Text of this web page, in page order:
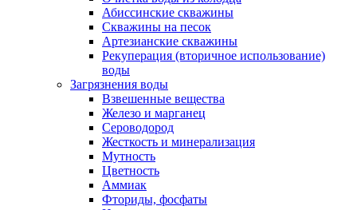
Абиссинские скважины
Скважины на песок
Артезианские скважины
Рекуперация (вторичное использование)
воды
Загрязнения воды
Взвешенные вещества
Железо и марганец
Сероводород
Жесткость и минерализация
Мутность
Цветность
Аммиак
Фториды, фосфаты